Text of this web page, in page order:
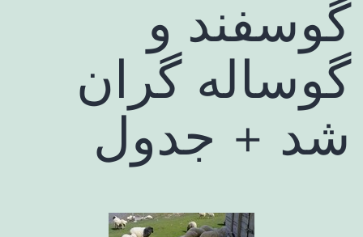
گوسفند و
گوساله گران
شد + جدول